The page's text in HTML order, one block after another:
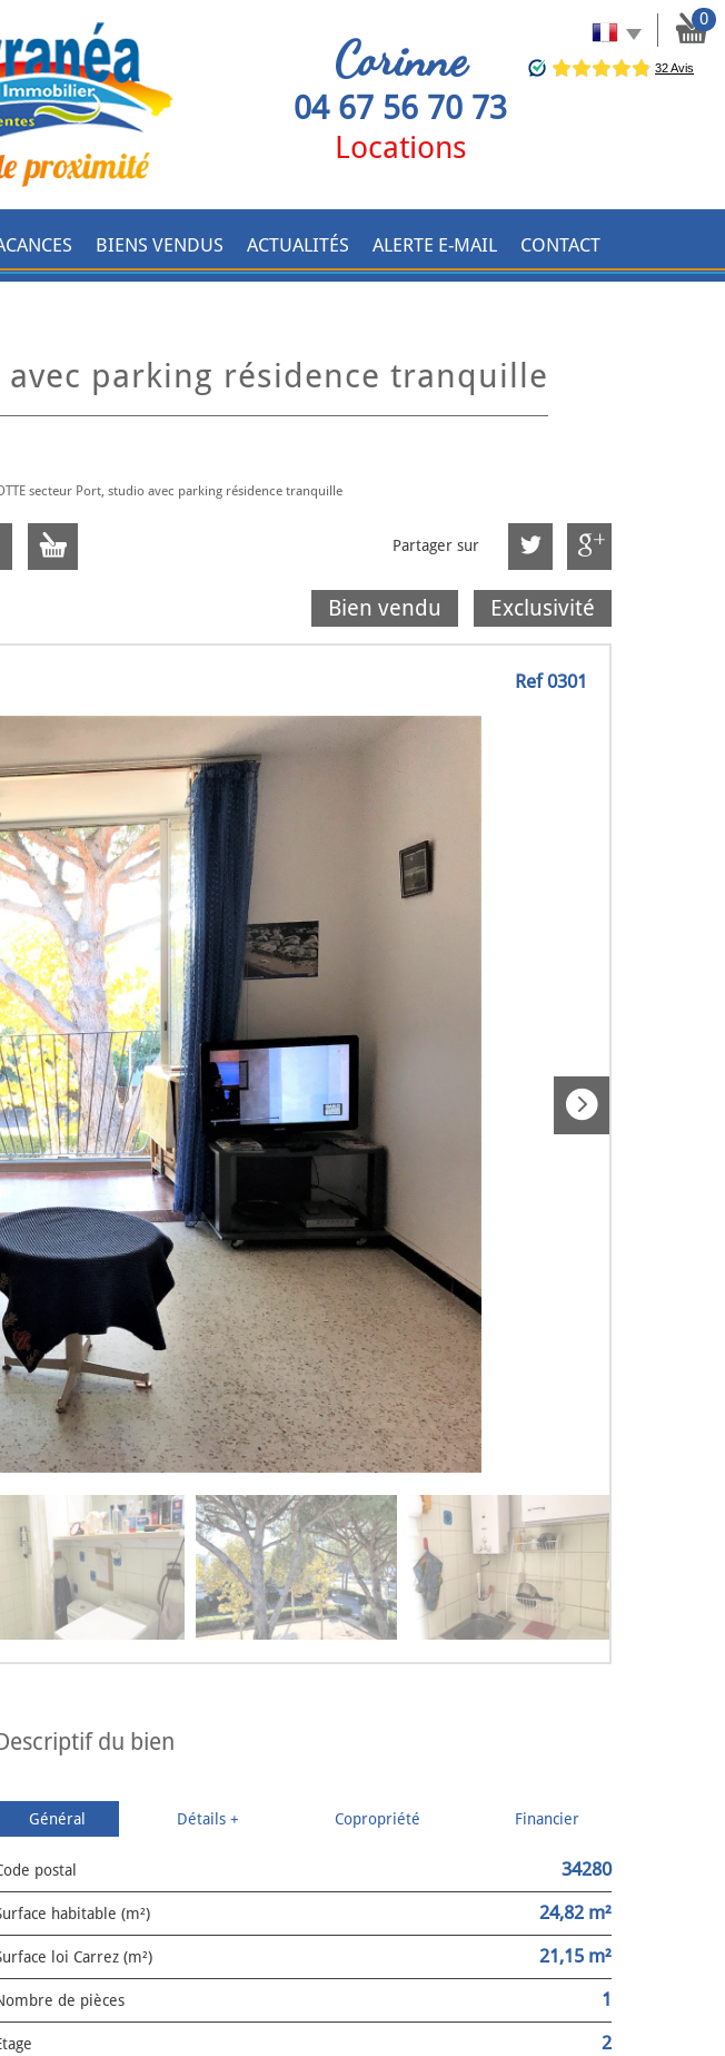
0
Corinne
04 67 56 70 73
Locations
BIENS VENDUS ACTUALITÉS ALERTE E-MAIL CONTACT
parking résidence tranquille
secteur Port, studio avec parking résidence tranquille
Partager sur
Bien vendu Exclusivité
Ref 0301
descriptif du bien
Général Détails + Copropriété Financier
Code postal 34280
Surface habitable (m²) 24,82 m²
Surface loi Carrez (m²) 21,15 m²
Nombre de pièces 1
Etage 2